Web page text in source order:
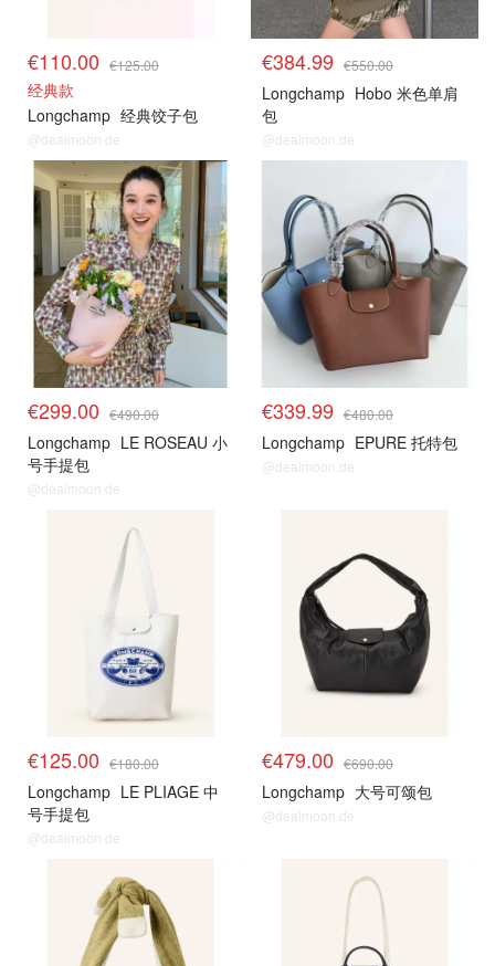
€110.00 €125.00
经典款
Longchamp 经典饺子包
@dealmoon.de
€384.99 €550.00
Longchamp Hobo 米色单肩
包
@dealmoon.de
€299.00 €490.00
Longchamp LE ROSEAU 小
号手提包
@dealmoon.de
€339.99 €480.00
Longchamp EPURE 托特包
@dealmoon.de
€125.00 €180.00
Longchamp LE PLIAGE 中
号手提包
@dealmoon.de
€479.00 €690.00
Longchamp 大号可颂包
@dealmoon.de